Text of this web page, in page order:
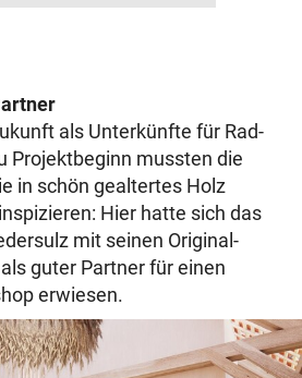
als Unterkünfte für Rad-
Projektbeginn mussten die
in schön gealtertes Holz
Hier hatte sich das
mit seinen Original-
guter Partner für einen
erwiesen.